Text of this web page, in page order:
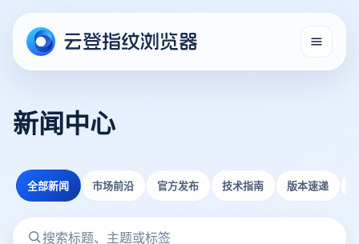
新闻中心
全部新闻 市场前沿 官方发布 技术指南 版本速递